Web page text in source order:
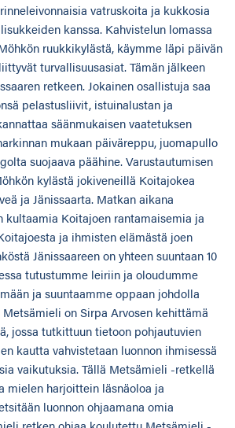
vatruskoita ja kukkosia
kanssa. Kahvistelun lomassa
ruukkikylästä, käymme läpi päivän
turvallisuusasiat. Tämän jälkeen
retkeen. Jokainen osallistuja saa
pelastusliivit, istuinalustan ja
säänmukaisen vaatetuksen
mukaan päiväreppu, juomapullo
suojaava päähine. Varustautumisen
kylästä jokiveneillä Koitajokea
ja Jänissaarta. Matkan aikana
kultaamia Koitajoen rantamaisemia ja
ja ihmisten elämästä joen
Jänissaareen on yhteen suuntaan 10
tutustumme leiriin ja oloudumme
ja suuntaamme oppaan johdolla
on Sirpa Arvosen kehittämä
jossa tutkittuun tietoon pohjautuvien
kautta vahvistetaan luonnon ihmisessä
vaikutuksia. Tällä Metsämieli -retkellä
mielen harjoittein läsnäoloa ja
luonnon ohjaamana omia